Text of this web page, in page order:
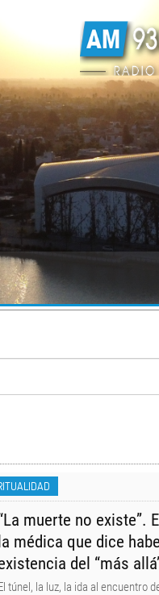
muerte no existe”.
médica que dice
del “más
túnel, la luz, la ida al encuentro